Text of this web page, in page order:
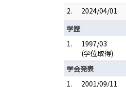
2.
2024/04/01
学歴
1.
1997/03
(学位取得)
学会発表
1.
2001/09/11